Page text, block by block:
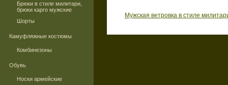
Брюки в стиле милитари,
брюки карго мужские
Шорты
Камуфляжные костюмы
Комбинезоны
Обувь
Носки армейские
Мужская ветровка в стиле